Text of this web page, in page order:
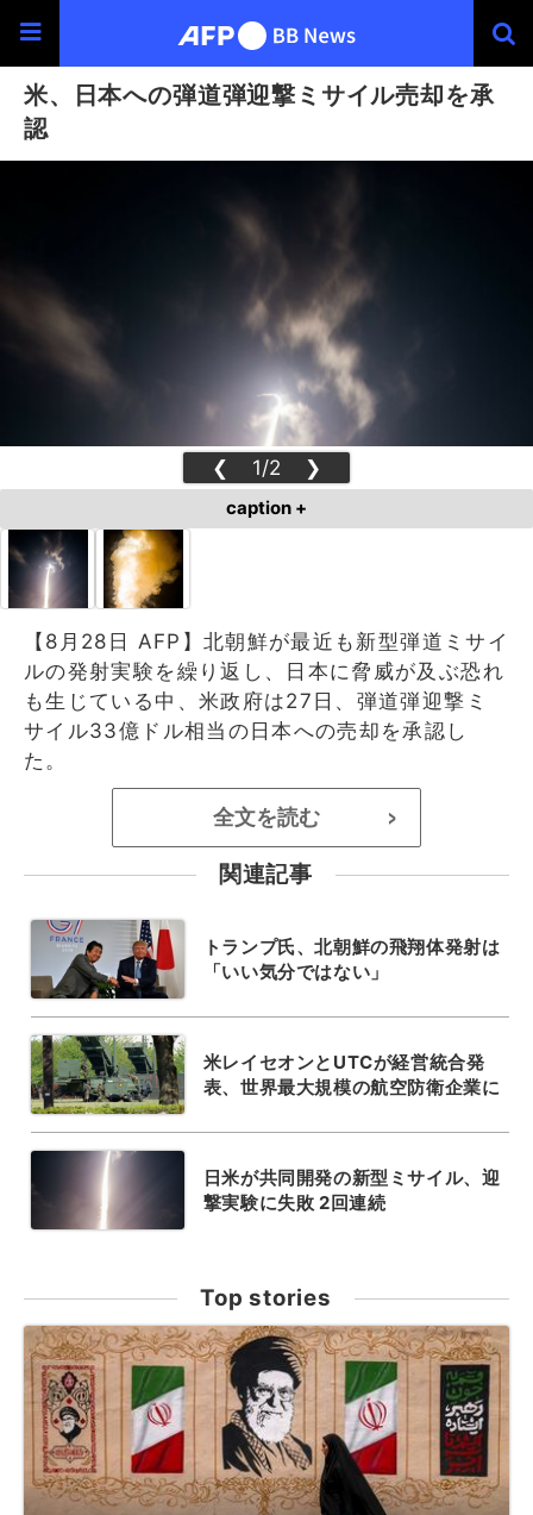
米、日本への弾道弾迎撃ミサイル売却を承
認
❮ 1/2 ❯
caption +
【8月28日 AFP】北朝鮮が最近も新型弾道ミサイ
ルの発射実験を繰り返し、日本に脅威が及ぶ恐れ
も生じている中、米政府は27日、弾道弾迎撃ミ
サイル33億ドル相当の日本への売却を承認し
た。
全文を読む >
関連記事
トランプ氏、北朝鮮の飛翔体発射は
「いい気分ではない」
米レイセオンとUTCが経営統合発
表、世界最大規模の航空防衛企業に
日米が共同開発の新型ミサイル、迎
撃実験に失敗 2回連続
Top stories